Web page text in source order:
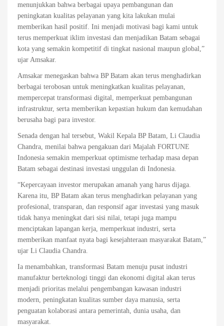
menunjukkan bahwa berbagai upaya pembangunan dan
peningkatan kualitas pelayanan yang kita lakukan mulai
memberikan hasil positif. Ini menjadi motivasi bagi kami untuk
terus memperkuat iklim investasi dan menjadikan Batam sebagai
kota yang semakin kompetitif di tingkat nasional maupun global,”
ujar Amsakar.
Amsakar menegaskan bahwa BP Batam akan terus menghadirkan
berbagai terobosan untuk meningkatkan kualitas pelayanan,
mempercepat transformasi digital, memperkuat pembangunan
infrastruktur, serta memberikan kepastian hukum dan kemudahan
berusaha bagi para investor.
Senada dengan hal tersebut, Wakil Kepala BP Batam, Li Claudia
Chandra, menilai bahwa pengakuan dari Majalah FORTUNE
Indonesia semakin memperkuat optimisme terhadap masa depan
Batam sebagai destinasi investasi unggulan di Indonesia.
“Kepercayaan investor merupakan amanah yang harus dijaga.
Karena itu, BP Batam akan terus menghadirkan pelayanan yang
profesional, transparan, dan responsif agar investasi yang masuk
tidak hanya meningkat dari sisi nilai, tetapi juga mampu
menciptakan lapangan kerja, memperkuat industri, serta
memberikan manfaat nyata bagi kesejahteraan masyarakat Batam,”
ujar Li Claudia Chandra.
Ia menambahkan, transformasi Batam menuju pusat industri
manufaktur berteknologi tinggi dan ekonomi digital akan terus
menjadi prioritas melalui pengembangan kawasan industri
modern, peningkatan kualitas sumber daya manusia, serta
penguatan kolaborasi antara pemerintah, dunia usaha, dan
masyarakat.